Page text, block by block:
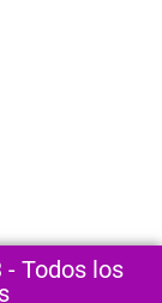
Todos los